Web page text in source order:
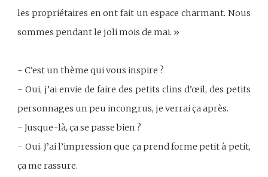
les propriétaires en ont fait un espace charmant. Nous
sommes pendant le joli mois de mai. »
- C’est un thème qui vous inspire ?
- Oui, j’ai envie de faire des petits clins d’œil, des petits
personnages un peu incongrus, je verrai ça après.
- Jusque-là, ça se passe bien ?
- Oui. J’ai l’impression que ça prend forme petit à petit,
ça me rassure.